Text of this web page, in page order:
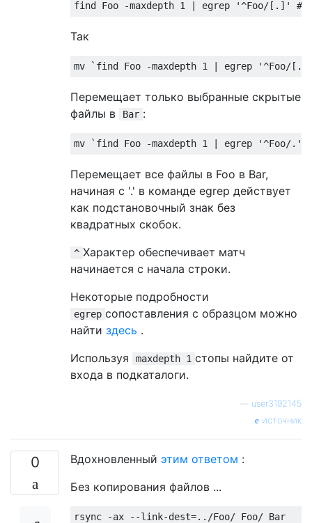
find Foo -maxdepth 1 | egrep '^Foo/[.]' #
Так
mv `find Foo -maxdepth 1 | egrep '^Foo/
Перемещает только выбранные скрытые
файлы в
Bar :
mv `find Foo -maxdepth 1 | egrep '^Foo/.'`
Перемещает все файлы в Foo в Bar,
начиная с '.' в команде egrep действует
как подстановочный знак без
квадратных скобок.
^ Характер обеспечивает матч
начинается с начала строки.
Некоторые подробности
egrep сопоставления с образцом можно
найти здесь .
Используя
maxdepth 1 стопы найдите от
входа в подкаталоги.
user3192145
источник
0 Вдохновленный этим ответом :
Без копирования файлов ...
rsync -ax --link-dest=../Foo/ Foo/ Bar